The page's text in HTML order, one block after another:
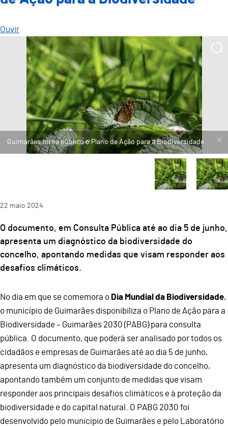
Ouvir
22 maio 2024
O documento, em Consulta Pública até ao dia 5 de junho,
apresenta um diagnóstico da biodiversidade do
concelho, apontando medidas que visam responder aos
desafios climáticos.
No dia em que se comemora o Dia Mundial da Biodiversidade,
o município de Guimarães disponibiliza o Plano de Ação para a
Biodiversidade – Guimarães 2030 (PABG) para consulta
pública. O documento, que poderá ser analisado por todos os
cidadãos e empresas de Guimarães até ao dia 5 de junho,
apresenta um diagnóstico da biodiversidade do concelho,
apontando também um conjunto de medidas que visam
responder aos principais desafios climáticos e à proteção da
biodiversidade e do capital natural. O PABG 2030 foi
desenvolvido pelo município de Guimarães e pelo Laboratório